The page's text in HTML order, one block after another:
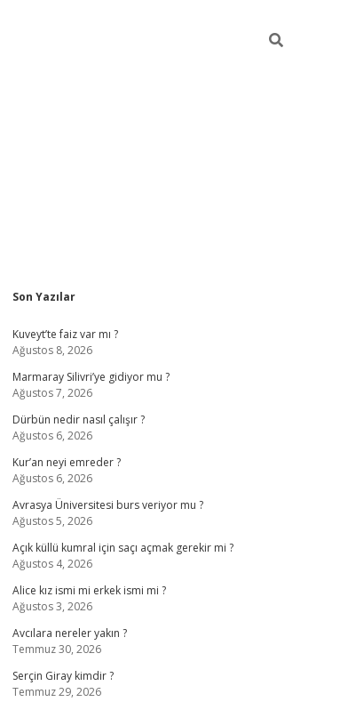
Sidebar
Son Yazılar
Kuveyt’te faiz var mı ?
Ağustos 8, 2026
Marmaray Silivri’ye gidiyor mu ?
Ağustos 7, 2026
Dürbün nedir nasıl çalışır ?
Ağustos 6, 2026
Kur’an neyi emreder ?
Ağustos 6, 2026
Avrasya Üniversitesi burs veriyor mu ?
Ağustos 5, 2026
Açık küllü kumral için saçı açmak gerekir mi ?
Ağustos 4, 2026
Alice kız ismi mi erkek ismi mi ?
Ağustos 3, 2026
Avcılara nereler yakın ?
Temmuz 30, 2026
Serçin Giray kimdir ?
Temmuz 29, 2026